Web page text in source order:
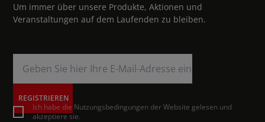
Um immer über unsere Produkte, Aktionen und
Veranstaltungen auf dem Laufenden zu bleiben.
REGISTRIEREN
Ich habe die Nutzungsbedingungen der Website gelesen und
akzeptiere sie.